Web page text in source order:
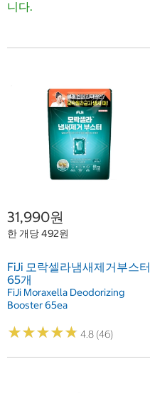
니다.
31,990원
한 개당 492원
FiJi 모락셀라냄새제거부스터
65개
FiJi Moraxella Deodorizing
Booster 65ea
★★★★★
★★★★★ 4.8 (46)